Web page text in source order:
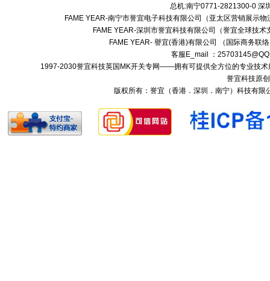
总机:南宁0771-2821300-0 深
FAME YEAR-南宁市誉宜电子科技有限公司（亚太区营销展示
FAME YEAR-深圳市誉宜科技有限公司（誉宜全球技
FAME YEAR- 譽宜(香港)有限公司 （国际商务联
客服E_mail ：
1997-2030誉宜科技英国MK开关专网——拥有可提供全方位的专业技
誉宜科技原
版权所有：誉宜（香港．深圳．南宁）科技有